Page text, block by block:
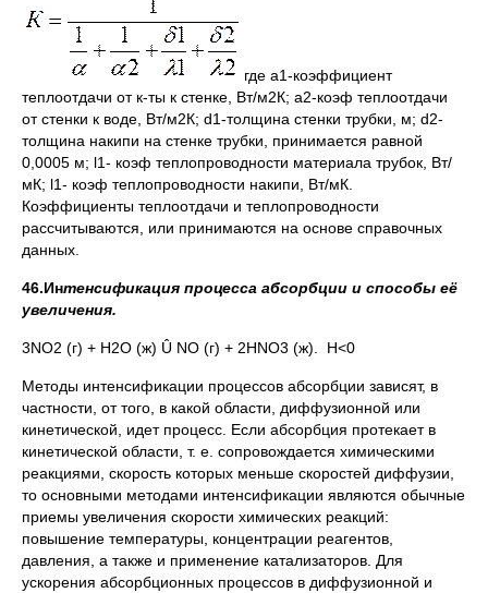
где a1-коэффициент
теплоотдачи от к-ты к стенке, Вт/м2К; a2-коэф теплоотдачи
от стенки к воде, Вт/м2К; d1-толщина стенки трубки, м; d2-
толщина накипи на стенке трубки, принимается равной
0,0005 м; l1- коэф теплопроводности материала трубок, Вт/
мК; l1- коэф теплопроводности накипи, Вт/мК.
Коэффициенты теплоотдачи и теплопроводности
рассчитываются, или принимаются на основе справочных
данных.
46.Интенсификация процесса абсорбции и способы её
увеличения.
3NO2 (г) + Н2О (ж) Û NO (г) + 2НNO3 (ж). Н<0
Методы интенсификации процессов абсорбции зависят, в
частности, от того, в какой области, диффузионной или
кинетической, идет процесс. Если абсорбция протекает в
кинетической области, т. е. сопровождается химическими
реакциями, скорость которых меньше скоростей диффузии,
то основными методами интенсификации являются обычные
приемы увеличения скорости химических реакций:
повышение температуры, концентрации реагентов,
давления, а также и применение катализаторов. Для
ускорения абсорбционных процессов в диффузионной и